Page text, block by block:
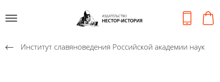
Институт славяноведения Российской академии наук